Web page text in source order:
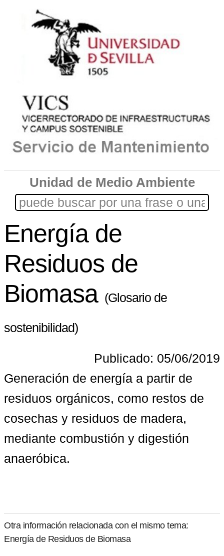
Unidad de Medio Ambiente
Energía de
Residuos de
Biomasa (Glosario de
sostenibilidad)
Publicado: 05/06/2019
Generación de energía a partir de
residuos orgánicos, como restos de
cosechas y residuos de madera,
mediante combustión y digestión
anaeróbica.
Otra información relacionada con el mismo tema:
Energía de Residuos de Biomasa